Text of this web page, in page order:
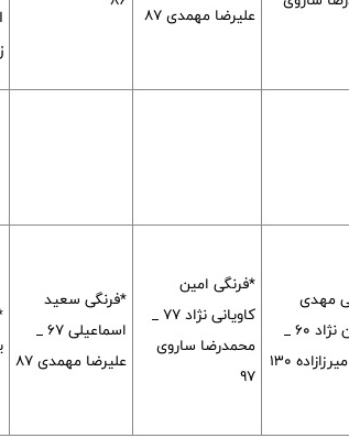
علیرضا مهمدی ۸۷
مهدی
محسن نژاد ۶۰ _
۱۳۰
*فرنگی امین
کاویانی نژاد ۷۷ _
محمدرضا ساروی
۹۷
*فرنگی سعید
اسماعیلی ۶۷ _
علیرضا مهمدی ۸۷